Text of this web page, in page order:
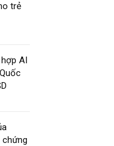
trẻ
AI
chứng